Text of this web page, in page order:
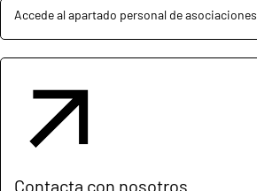
Accede al apartado personal de asociaciones
Contacta con nosotros